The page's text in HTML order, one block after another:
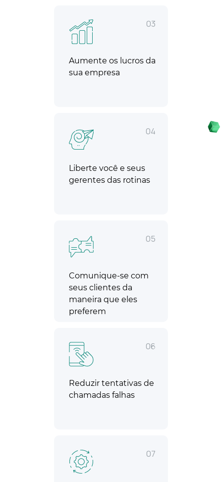
03
Aumente os lucros da
sua empresa
04
Liberte você e seus
gerentes das rotinas
05
Comunique-se com
seus clientes da
maneira que eles
preferem
06
Reduzir tentativas de
chamadas falhas
07